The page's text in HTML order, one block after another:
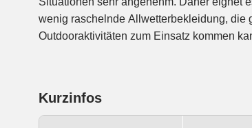
wenig raschelnde Allwetterbekleidung, die
Outdooraktivitäten zum Einsatz kommen
Kurzinfos